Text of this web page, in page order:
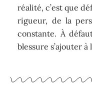
réalité, c’est que
rigueur, de la
constante. À
blessure s’ajouter